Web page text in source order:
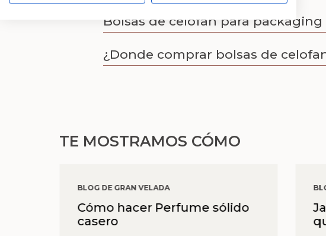
Bolsas de celofan para packaging
¿Donde comprar bolsas de
TE MOSTRAMOS CÓMO
BLOG DE GRAN VELADA
Cómo hacer Perfume sólido
casero